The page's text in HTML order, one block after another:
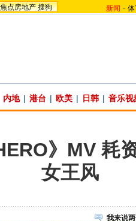
焦点房地产 搜狗 新闻 -
内地 | 港台 | 欧美 | 日韩 | 音乐视
》MV 耗
女王风
我来说